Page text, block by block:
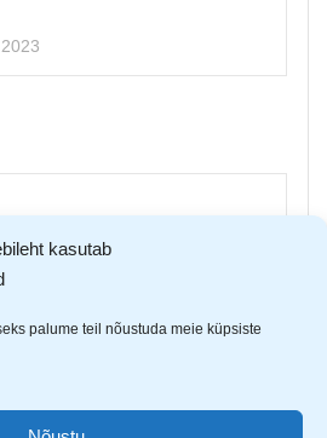
kasutab
palume teil nõustuda meie küpsiste
tugevamad – ei talu
Hind vs kvaliteet ok.